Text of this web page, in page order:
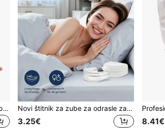
Boks, karate, štitnici za stopala i potkoljenice, zaštitna oprema za taekwondo i MMA Novi štitnik za zube za odrasle za boks, silikonski zaštitnik za zube prikladan za boks, MMA, Muay Thai, set za poboljšanje ljepote osmijeha, kuhanje i zagriz za trenutno prilagođavanje, prikladan za nogomet, košarku, lacrosse, mješovite borilačke umjetnosti, boks, Jiu-Jitsu, štitnik za zube za odrasle i mlade
3.25€ 8.41€